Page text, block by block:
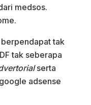
medsos.
tak
tak seberapa
serta
adsense